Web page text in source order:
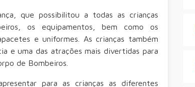
que possibilitou a todas as crianças
os equipamentos, bem como os
e uniformes. As crianças também
e uma das atrações mais divertidas para
de Bombeiros.
para as crianças as diferentes